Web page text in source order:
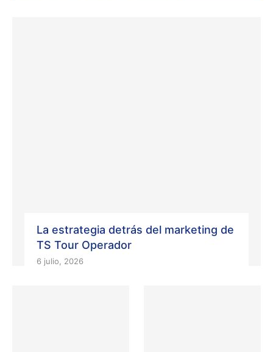
La estrategia detrás del marketing de
TS Tour Operador
6 julio, 2026